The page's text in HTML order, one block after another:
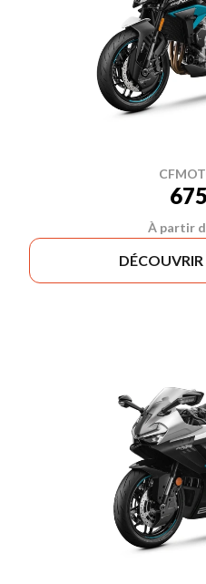
À partir